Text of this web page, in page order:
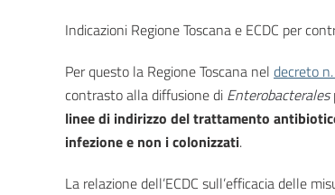
Indicazioni Regione Toscana e ECDC per
Per questo la Regione Toscana nel decreto
contrasto alla diffusione di Enterobacterales
linee di indirizzo del trattamento
infezione e non i colonizzati.
La relazione dell’ECDC sull’efficacia delle